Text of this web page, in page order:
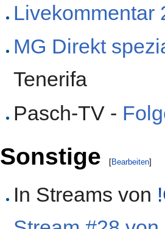
Livekommentar
MG Direkt
Tenerifa
Pasch-TV -
Sonstige [Bearbeiten]
In Streams von